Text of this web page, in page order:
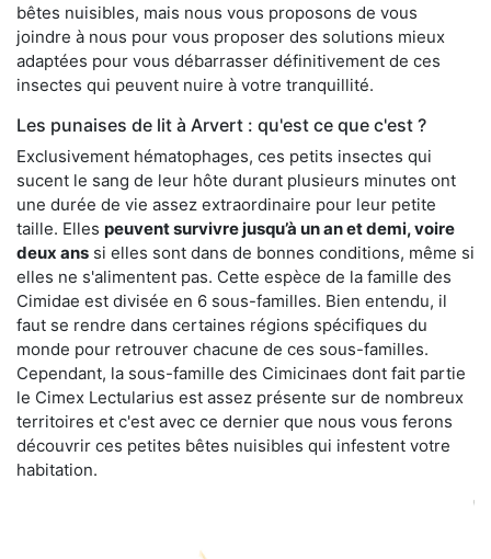
bêtes nuisibles, mais nous vous proposons de vous
joindre à nous pour vous proposer des solutions mieux
adaptées pour vous débarrasser définitivement de ces
insectes qui peuvent nuire à votre tranquillité.
Les punaises de lit à Arvert : qu'est ce que c'est ?
Exclusivement hématophages, ces petits insectes qui
sucent le sang de leur hôte durant plusieurs minutes ont
une durée de vie assez extraordinaire pour leur petite
taille. Elles peuvent survivre jusqu’à un an et demi, voire
deux ans si elles sont dans de bonnes conditions, même si
elles ne s'alimentent pas. Cette espèce de la famille des
Cimidae est divisée en 6 sous-familles. Bien entendu, il
faut se rendre dans certaines régions spécifiques du
monde pour retrouver chacune de ces sous-familles.
Cependant, la sous-famille des Cimicinaes dont fait partie
le Cimex Lectularius est assez présente sur de nombreux
territoires et c'est avec ce dernier que nous vous ferons
découvrir ces petites bêtes nuisibles qui infestent votre
habitation.